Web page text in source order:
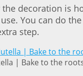
decoration is
You can do
step.
| Bake to the